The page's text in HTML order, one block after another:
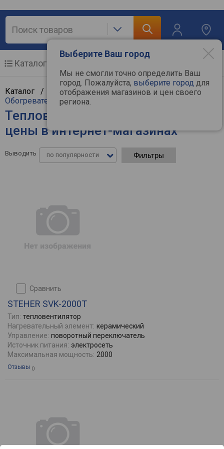
Выберите Ваш город
Мы не смогли точно определить Ваш
город. Пожалуйста, выберите город для
отображения магазинов и цен своего
региона.
Каталог
Каталог / Климат, отопление и водоснабжение/
Обогреватели
/Тепловентиляторы
Тепловентиляторы STEHER -
цены в интернет-магазинах
Выводить по популярности Фильтры
сравнить
STEHER SVK-2000T
Тип: тепловентилятор
Нагревательный элемент: керамический
Управление: поворотный переключатель
Источник питания: электросеть
Максимальная мощность: 2000
Отзывы 0